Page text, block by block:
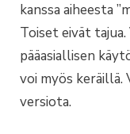
kanssa aiheesta
Toiset eivät
pääasiallisen
voi myös keräillä.
versiota.